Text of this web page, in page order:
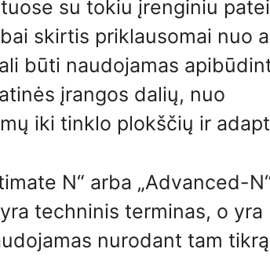
su tokiu įrenginiu
skirtis priklausomai nuo
būti naudojamas
įrangos dalių, nuo
iki tinklo plokščių ir
N“ arba „Advanced-
techninis terminas, o yra
nurodant tam